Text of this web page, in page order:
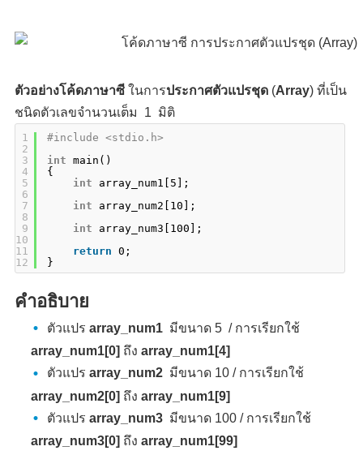
ตัวอย่างโค้ดภาษาซี ในการประกาศตัวแปรชุด(Array) ที่เป็น
ชนิดตัวเลขจำนวนเต็ม 1 มิติ
1
2
3
4
5
6
7
8
9
10
11
12
#include <stdio.h>
int main()
{
int
array_num1[5];
int
array_num2[10];
int
array_num3[100];
return 0;
}
คำอธิบาย
ตัวแปร array_num1มีขนาด 5 / การเรียกใช้
array_num1[0] ถึง array_num1[4]
ตัวแปร array_num2มีขนาด 10 / การเรียกใช้
array_num2[0] ถึง array_num1[9]
ตัวแปร array_num3มีขนาด 100 / การเรียกใช้
array_num3[0] ถึง array_num1[99]